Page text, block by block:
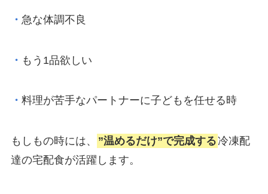
・ 急な体調不良
・ もう1品欲しい
・ 料理が苦手なパートナーに子どもを任せる時
もしもの時には、 ”温めるだけ”で完成する冷凍配
達の宅配食が活躍します。